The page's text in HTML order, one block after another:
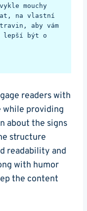
mouchy
na vlastní
aby vám
lepší být o
readers with
while​ providing
about the signs
structure
readability and
with‌ humor
the content